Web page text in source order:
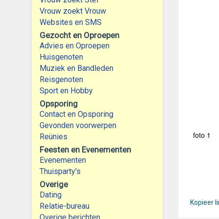
Vrouw zoekt Vrouw
Websites en SMS
Gezocht en Oproepen
Advies en Oproepen
Huisgenoten
Muziek en Bandleden
Reisgenoten
Sport en Hobby
Opsporing
Contact en Opsporing
Gevonden voorwerpen
Reünies
Feesten en Evenementen
Evenementen
Thuisparty's
Overige
Dating
Relatie-bureau
foto 1
Kopieer